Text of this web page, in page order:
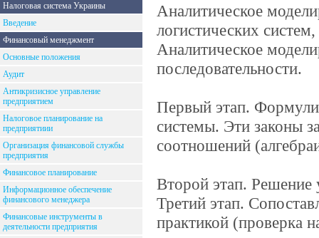
Налоговая система Украины
Введение
Финансовый менеджмент
Основные положения
Аудит
Антикризисное управление
предприятием
Налоговое планирование на
предприятиии
Организация финансовой службы
предприятия
Финансовое планирование
Информационное обеспечение
финансового менеджера
Финансовые инструменты в
деятельности предприятия
Аналитическое
логистических
Аналитическое
последовательности.
Первый этап.
системы. Эти законы
соотношений
Второй этап. Решение
Третий этап.
практикой (проверка